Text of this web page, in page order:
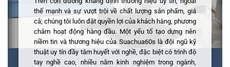
thế mạnh và sự vượt trội về chất lượng sản phẩm, giá
cả; chúng tôi luôn đặt quyền lợi của khách hàng, phương
châm hoạt động hàng đầu. Một yếu tố tạo dựng nên
niềm tin và thương hiệu của Suachua60s là đội ngũ kỹ
thuật uy tín đầy tâm huyết với nghề, đặc biệt có trình độ
tay nghề cao, nhiều năm kinh nghiệm trong ngành,